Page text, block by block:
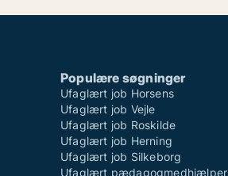
Populære søgninger
Ufaglært job Horsens
Ufaglært job Vejle
Ufaglært job Roskilde
Ufaglært job Herning
Ufaglært job Silkeborg
Ufaglært pædagogmedhjælper